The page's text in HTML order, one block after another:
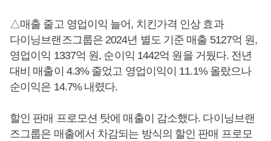
△매출 줄고 영업이익 늘어, 치킨가격 인상 효과
다이닝브랜즈그룹은 2024년 별도 기준 매출 5127억 원,
영업이익 1337억 원, 순이익 1442억 원을 거뒀다. 전년
대비 매출이 4.3% 줄었고 영업이익이 11.1% 올랐으나
순이익은 14.7% 내렸다.
할인 판매 프로모션 탓에 매출이 감소했다. 다이닝브랜
즈그룹은 매출에서 차감되는 방식의 할인 판매 프로모